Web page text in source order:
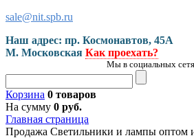
sale@nit.spb.ru
Наш адрес: пр. Космонавтов, 45A
М. Московская Как проехать?
Мы в социальных
Корзина 0 товаров
На сумму 0 руб.
Главная страница
Продажа Светильники и лампы оптом